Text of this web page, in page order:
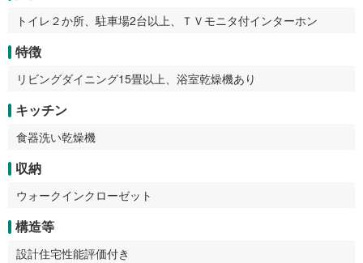
トイレ２か所、駐車場2台以上、ＴＶモニタ付インターホン
特徴
リビングダイニング15畳以上、浴室乾燥機あり
キッチン
食器洗い乾燥機
収納
ウォークインクローゼット
構造等
設計住宅性能評価付き